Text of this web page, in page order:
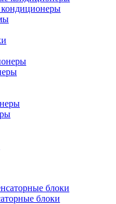
блоки